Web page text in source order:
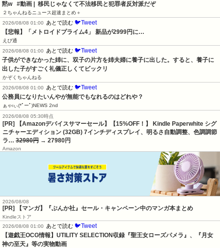
黙w   #動画 |  移民じゃなくて不法移民と犯罪者反対派だぞ
２ちゃんねるニュース超速まとめ＋
2026/08/08 01:00
あとで読む 🐦Tweet
【悲報】「メトロイドプライム4」 新品が2999円に…
えび通
2026/08/08 01:00
あとで読む 🐦Tweet
子供ができなかった姉に、双子の片方を姉夫婦に養子に出した。すると、養子に
出した子がすごく礼儀正しくてビックリ
かぞくちゃんねる
2026/08/08 01:00
あとで読む 🐦Tweet
公務員になりたいんやが無能でもなれるのはどれや？
ぁゃιぃ(*ﾟーﾟ)NEWS 2nd
2026/08/08 05:30時点
[PR] 【Amazonデバイスサマーセール】【15%OFF！】 Kindle Paperwhite シグ
ニチャーエディション (32GB) 7インチディスプレイ、明るさ自動調整、色調調節
ラ… 32980円 → 27980円
Amazon
2026/08/08
[PR] 【マンガ】『ぶんか社』セール・キャンペーン中のマンガ本まとめ
Kindleストア
2026/08/08 01:00
あとで読む 🐦Tweet
【遊戯王OCG情報】UTILITY SELECTION収録『聖王女ローズパメラ』、『月女
神の至天』等の実物動画